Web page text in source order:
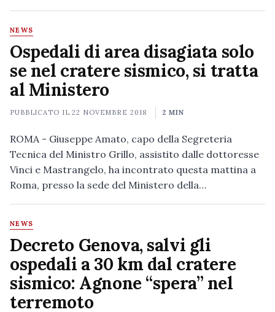
NEWS
Ospedali di area disagiata solo
se nel cratere sismico, si tratta
al Ministero
PUBBLICATO IL22 NOVEMBRE 2018 2 MIN
ROMA - Giuseppe Amato, capo della Segreteria
Tecnica del Ministro Grillo, assistito dalle dottoresse
Vinci e Mastrangelo, ha incontrato questa mattina a
Roma, presso la sede del Ministero della…
NEWS
Decreto Genova, salvi gli
ospedali a 30 km dal cratere
sismico: Agnone “spera” nel
terremoto